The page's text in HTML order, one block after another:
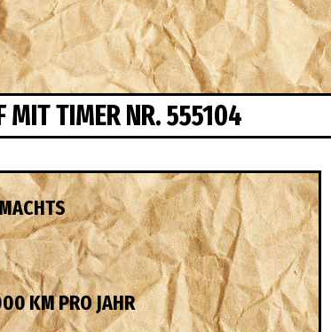
MIT TIMER NR. 555104
KM PRO JAHR